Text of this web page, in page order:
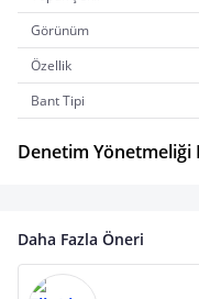
Görünüm
Özellik
Bant Tipi
Denetim Yönetmeliği
Daha Fazla Öneri